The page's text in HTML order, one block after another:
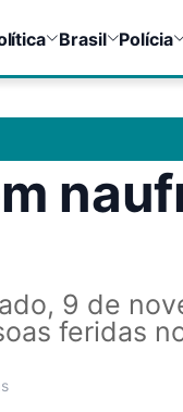
Brasil Polícia
9 de
feridas